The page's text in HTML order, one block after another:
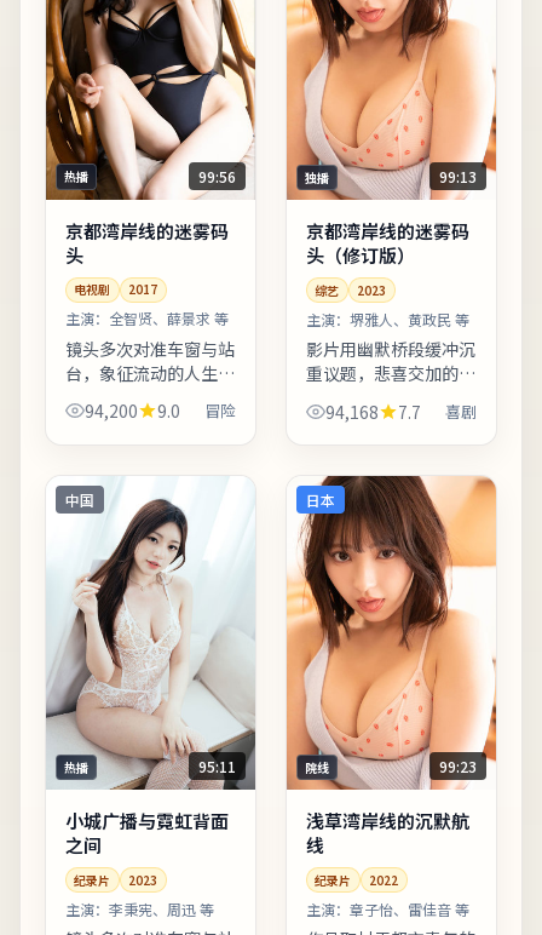
热播 99:56
京都湾岸线的迷雾码
头
电视剧 2017
主演： 全智贤、薛景求 等
镜头多次对准车窗与站
台，象征流动的人生与
暂停的决心。配乐邀请
知名作曲家操刀，主题
题材感兴趣，本片的地
域符...
94,200 9.0 冒险
独播 99:13
京都湾岸线的迷雾码
头（修订版）
综艺 2023
主演： 堺雅人、黄政民 等
影片用幽默桥段缓冲沉
重议题，悲喜交加的节
奏把握稳健。影像质感
接近胶片颗粒感，画面
众。片尾字幕包含幕后
花絮名单，影迷可向幕
后岗...
94,168 7.7 喜剧
中国
热播 95:11
小城广播与霓虹背面
之间
纪录片 2023
主演： 李秉宪、周迅 等
日本
院线 99:23
浅草湾岸线的沉默航
线
纪录片 2022
主演： 章子怡、雷佳音 等